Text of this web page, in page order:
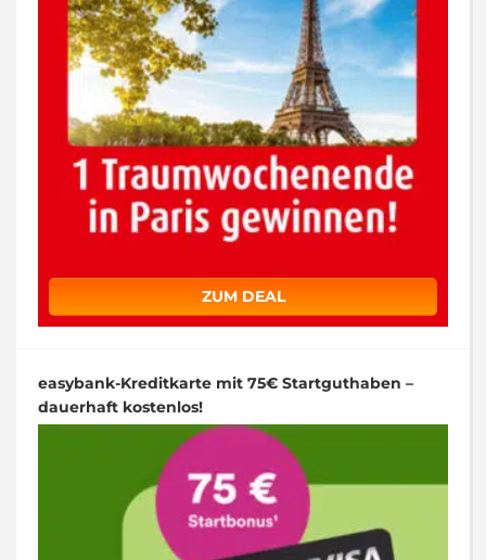
ZUM DEAL
easybank-Kreditkarte mit 75€ Startguthaben –
dauerhaft kostenlos!